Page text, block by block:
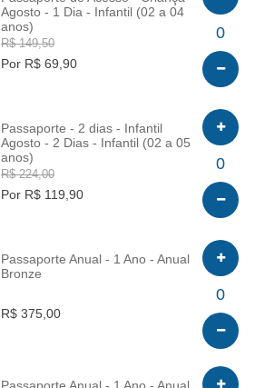
Agosto - 1 Dia - Infantil (02 a 04
anos)
R$ 149,50
Por R$ 69,90
0
Passaporte - 2 dias - Infantil
Agosto - 2 Dias - Infantil (02 a 05
anos)
R$ 224,00
Por R$ 119,90
0
Passaporte Anual - 1 Ano - Anual
Bronze
R$ 375,00
0